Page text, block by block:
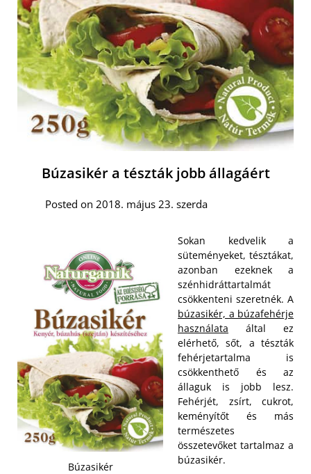
Búzasikér a tészták jobb állagáért
Posted on 2018. május 23. szerda
Búzasikér
Sokan kedvelik a
süteményeket, tésztákat,
azonban ezeknek a
szénhidráttartalmát
csökkenteni szeretnék. A
búzasikér, a búzafehérje
használata által ez
elérhető, sőt, a tészták
fehérjetartalma is
csökkenthető és az
állaguk is jobb lesz.
Fehérjét, zsírt, cukrot,
keményítőt és más
természetes
összetevőket tartalmaz a
búzasikér.